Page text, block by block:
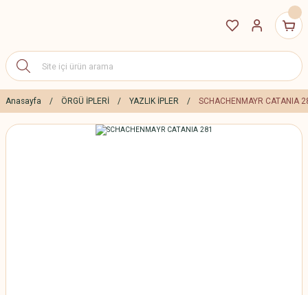
Anasayfa ÖRGÜ İPLERİ YAZLIK İPLER SCHACHENMAYR CATANIA